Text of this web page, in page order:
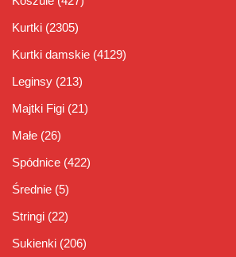
Kurtki (2305)
Kurtki damskie (4129)
Leginsy (213)
Majtki Figi (21)
Małe (26)
Spódnice (422)
Średnie (5)
Stringi (22)
Sukienki (206)